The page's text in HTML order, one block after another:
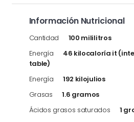
Información Nutricional
Cantidad
100 mililitros
Energía
46 kilocaloría it
table)
Energía
192 kilojulios
Grasas
1.6 gramos
Ácidos grasos saturados
1